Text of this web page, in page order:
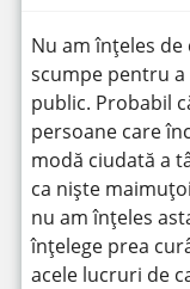
Nu am înțeles
scumpe pentru
public. Probabil
persoane care
modă ciudată a
ca niște
nu am înțeles
înțelege prea
acele lucruri de